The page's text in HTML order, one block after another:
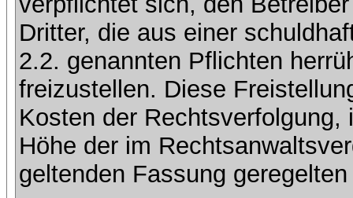
Dritter, die aus einer
2.2. genannten Pflichten
freizustellen. Diese
Kosten der
Höhe der im
geltenden Fassung